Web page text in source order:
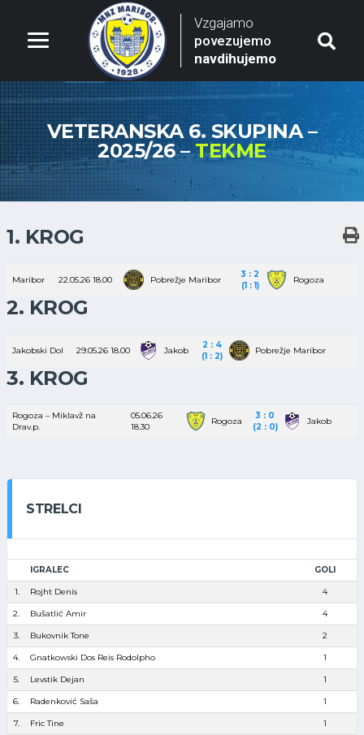
Vzgajamo
povezujemo
navdihujemo
VETERANSKA 6. SKUPINA –
2025/26 –TEKME
1. KROG
Maribor 22.05.26 18.00 Pobrežje Maribor
3 : 2
(1 : 1)
Rogoza
2. KROG
Jakobski Dol 29.05.26 18.00 Jakob
2 : 4
(1 : 2)
Pobrežje Maribor
3. KROG
Rogoza – Miklavž na
Drav.p.
05.06.26
18.30
Rogoza
3 : 0
(2 : 0)
Jakob
STRELCI
IGRALEC GOLI
1. Rojht Denis 4
2. Bušatlić Amir 4
3. Bukovnik Tone 2
4. Gnatkowski Dos Reis Rodolpho 1
5. Levstik Dejan 1
6. Radenković Saša 1
7. Fric Tine 1